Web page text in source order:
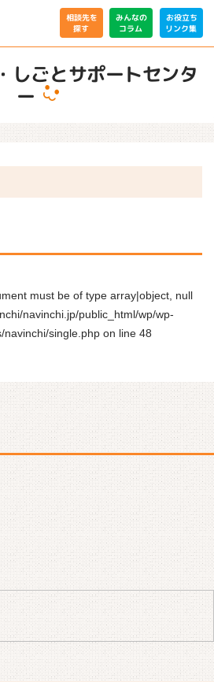
相談先を
探す
みんなの
コラム
お役立ち
リンク集
しごとサポートセンタ
ー
must be of type array|object, null
navinchi.jp/public_html/wp/wp-
navinchi/single.phpon line 48